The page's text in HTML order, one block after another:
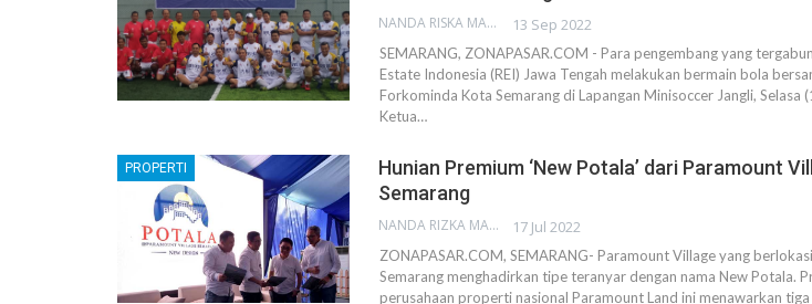
NANDA RISKA MAHENDRA 13 Sep 2022
SEMARANG, ZONAPASAR.COM - Para pengembang yang
Estate Indonesia (REI) Jawa Tengah melakukan bermain bola
Forkominda Kota Semarang di Lapangan Minisoccer Jangli, Selasa
Ketua…
PROPERTI
Hunian Premium ‘New Potala’ dari Paramount
Semarang
NANDA RIZKA MAHENDRA 17 Jul 2022
ZONAPASAR.COM, SEMARANG- Paramount Village yang
Semarang menghadirkan tipe teranyar dengan nama New Potala.
perusahaan properti nasional Paramount Land ini menawarkan